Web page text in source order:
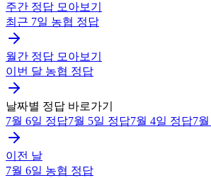
주간 정답 모아보기
최근 7일 농협 정답
월간 정답 모아보기
이번 달 농협 정답
날짜별 정답 바로가기
7월 6일 정답7월 5일 정답7월 4일 정답7
이전 날
7월 6일 농협 정답